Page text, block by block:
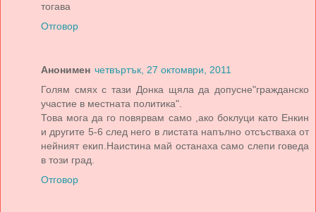
тогава
Отговор
Анонимен четвъртък, 27 октомври, 2011
Голям смях с тази Донка щяла да допусне"гражданско
участие в местната политика".
Това мога да го повярвам само ,ако боклуци като Енкин
и другите 5-6 след него в листата напълно отсъстваха от
нейният екип.Наистина май останаха само слепи говеда
в този град.
Отговор